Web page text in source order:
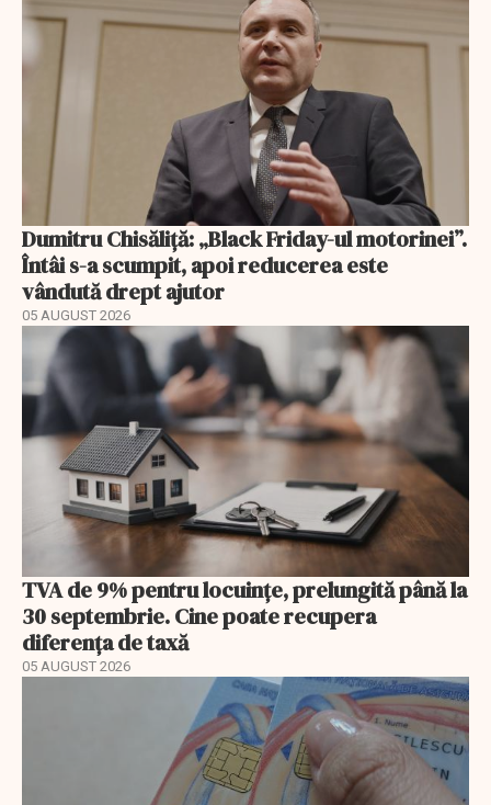
Dumitru Chisăliță: „Black Friday-ul motorinei”.
Întâi s-a scumpit, apoi reducerea este
vândută drept ajutor
05 AUGUST 2026
TVA de 9% pentru locuințe, prelungită până la
30 septembrie. Cine poate recupera
diferența de taxă
05 AUGUST 2026